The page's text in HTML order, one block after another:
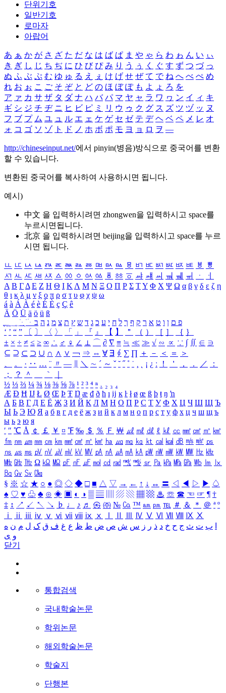
단위기호
일반기호
로마자
아랍어
あ ぁ か が さ ざ た だ な は ば ぱ ま や ゃ ら わ ゎ ん い ぃ
き ぎ し じ ち ぢ に ひ び ぴ み り う ぅ く ぐ す ず つ づ っ
ぬ ふ ぶ ぷ む ゆ ゅ る え ぇ け げ せ ぜ て で ね へ べ ぺ め
れ お ぉ こ ご そ ぞ と ど の ほ ぼ ぽ も よ ょ ろ を
ア ァ カ サ ザ タ ダ ナ ハ バ パ マ ヤ ャ ラ ワ ヮ ン イ ィ キ
ギ シ ジ チ ヂ ニ ヒ ビ ピ ミ リ ウ ゥ ク グ ス ズ ツ ヅ ッ ヌ
フ ブ プ ム ユ ュ ル エ ェ ケ ゲ セ ゼ テ デ ヘ ベ ペ メ レ オ
ォ コ ゴ ソ ゾ ト ド ノ ホ ボ ポ モ ヨ ョ ロ ヲ ―
http://chineseinput.net/에서 pinyin(병음)방식으로 중국어를 변환
할 수 있습니다.
변환된 중국어를 복사하여 사용하시면 됩니다.
예시)
中文 을 입력하시려면 zhongwen을 입력하시고 space를
누르시면됩니다.
北京 을 입력하시려면 beijing을 입력하시고 space를 누르
시면 됩니다.
ㅥ ㅦ ㅧ ㅨ ㅩ ㅪ ㅫ ㅬ ㅭ ㅮ ㅯ ㅰ ㅱ ㅲ ㅳ ㅴ ㅵ ㅶ ㅷ ㅸ
ㅹ
ㅺ ㅻ ㅼ ㅽ ㅾ ㅿ ㆀ ㆁ ㆂ ㆃ ㆄ ㆅ ㆆ ㆇ ㆈ ㆉ ㆊ ㆋ ㆌ ㆍ
ㆎ
Α Β ΓΔ Ε Ζ Η Θ Ι ΚΛ Μ Ν Ξ Ο Π Ρ Σ ΤΥ Φ Χ Ψ Ω α β γ δ ε ζ η
θ ι κ λ μ ν ξ ο π ρ σ τ υ φ χ ψ ω
á à Á À é è É È ç Ç ê
Ä Ö Ü ä ö ü ß
ִֶֹ ֻּ ׁׂ פ ם ן ו ט א ר ק ף ך ל ח י ע כ ג ד ש ץ ת צ מ נ ה ב
‘ ’ “ ” 〔 〕 〈 〉 「 」 『 』 【 】 ＂ （ ） ［ ］ ｛ ｝
± × ÷ ≠ ≤ ≥ ∞ ∴ ♂ ♀ ∠ ⊥ ⌒ ∂ ∇ ≡ ≒ ≪ ≫ √ ∽ ∝ ∵ ∫ ∬ ∈ ∋
⊆ ⊇ ⊂ ⊃ ∪ ∩ ∧ ∨ ￢ ⇒ ⇔ ∀ ∃ ∮ ∑ ∏ ＋ － ＜ ＝
＞
、
。 · ‥ … ¨ 〃 ― ＼ ∼ ´ ～ ˇ ˘ ˝ ˚ ˙ ¸ ¡ ¿ ː ！ ＇ ， ． ／
：
；
？ ＾ ｀
½ ⅓ ⅔ ¼ ¾ ⅛ ⅜ ⅝ ⅞ ¹ ² ³ ⁴ ⁿ ₁ ₂ ₃ ₄
Æ Ð Ħ Ĳ Ł Ø Œ Þ Ŧ Ŋ æ đ ð ħ ı ĳ ĸ ŀ ł ø œ ß þ ŧ ŋ ŉ
А Б В Г Д Е Ё Ж З И Й К Л М Н О П Р С Т У Ф Х Ц Ч Ш Щ Ъ
Ы Ь Э Ю Я а б в г д е ё ж з и й к л м н о п р с т у ф х ц ч ш щ ъ
ы ь э ю я
′ ″ ℃ Å ￠ ￡ ￥ ¤ ℉ ‰ ＄ ％ Ｆ ￦ ㎕ ㎖ ㎗ ℓ ㎘ ㏄ ㎣ ㎤ ㎥ ㎦
㎙ ㎚ ㎛ ㎜ ㎝ ㎞ ㎟ ㎠ ㎡ ㎢ ㏊ ㎍ ㎎ ㎏ ㏏ ㎈ ㎉ ㏈ ㎧ ㎨ ㎰
㎱ ㎲ ㎳ ㎴ ㎵ ㎶ ㎷ ㎸ ㎹ ㎀ ㎁ ㎂ ㎃ ㎄ ㎺ ㎻ ㎽ ㎾ ㎿ ㎐ ㎑
㎒ ㎓ ㎔ Ω ㏀ ㏁ ㎊ ㎋ ㎌ ㏖ ㏅ ㎭ ㎮ ㎯ ㏛ ㎩ ㎪ ㎫ ㎬ ㏝ ㏐
㏓
㏃ ㏉ ㏜ ㏆
§ ※ ☆ ★ ○ ● ◎ ◇ ◆ □ ■ △ ▽ → ← ↑ ↓ ↔ 〓 ◁ ◀ ▷ ▶ ♤
♠ ♡ ♥ ♧ ♣ ⊙ ◈ ▣ ◐ ◑ ▒ ▤ ▨ ▧ ▦ ▩ ♨ ☏ ☎ ☜ ☞ ¶ †
‡ ↕ ↗ ↙ ↖ ↘ ♭ ♩ ♪ ♬ ㉿ ㈜ № ㏇ ™ ㏂ ㏘ ℡ ＃ ＆ ＊ ＠ ª º
ⅰ
ⅱ ⅲ ⅳ ⅴ ⅵ ⅶ ⅷ ⅸ ⅹ Ⅳ Ⅴ Ⅵ Ⅶ Ⅷ Ⅸ Ⅹ
ب ت ث ج ح خ د ذ ر ز س ش ص ض ط ظ ع غ ف ق ک ل م ن ه
و ی
닫기
통합검색
국내학술논문
학위논문
해외학술논문
학술지
단행본